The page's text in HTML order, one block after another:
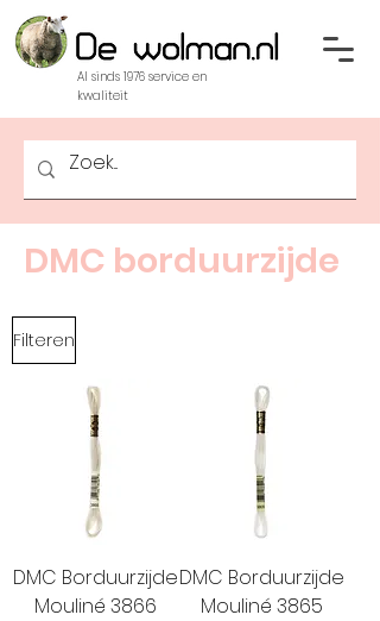
Al sinds 1976 service en
kwaliteit
DMC borduurzijde
Filteren
DMC Borduurzijde
Mouliné 3866
DMC Borduurzijde
Mouliné 3865